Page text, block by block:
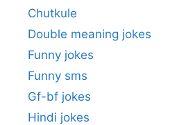
Chutkule
Double meaning jokes
Funny jokes
Funny sms
Gf-bf jokes
Hindi jokes